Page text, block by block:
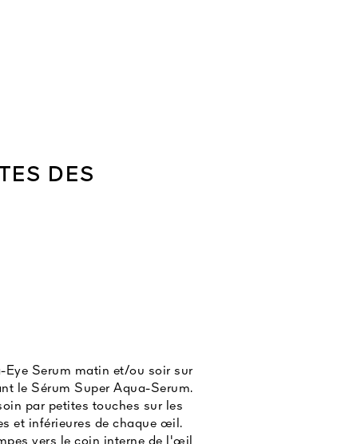
DES
Eye Serum matin et/ou soir sur
le Sérum Super Aqua-Serum.
par petites touches sur les
et inférieures de chaque œil.
vers le coin interne de l'œil